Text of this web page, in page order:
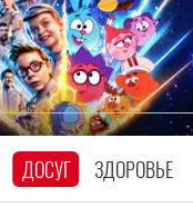
ДОСУГ ЗДОРОВЬЕ